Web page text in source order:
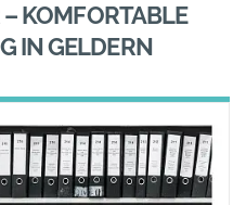
KOMFORTABLE
IN GELDERN